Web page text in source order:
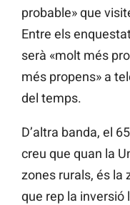
probable» que
Entre els
serà «molt més
més propens» a
del temps.
D’altra banda, el
creu que quan la
zones rurals, és la
que rep la inversió